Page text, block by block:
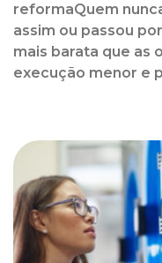
reformaQuem
assim ou passou
mais barata que as
execução menor e